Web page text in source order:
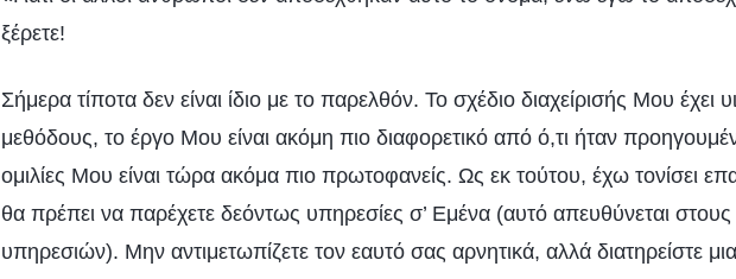
ξέρετε!
Σήμερα τίποτα δεν είναι ίδιο με το παρελθόν. Το σχέδιο διαχείρισής Μου έχει
μεθόδους, το έργο Μου είναι ακόμη πιο διαφορετικό από ό,τι ήταν
ομιλίες Μου είναι τώρα ακόμα πιο πρωτοφανείς. Ως εκ τούτου, έχω τονίσει
θα πρέπει να παρέχετε δεόντως υπηρεσίες σ’ Εμένα (αυτό απευθύνεται
υπηρεσιών). Μην αντιμετωπίζετε τον εαυτό σας αρνητικά, αλλά διατηρείστε μια